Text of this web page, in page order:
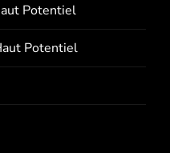
Potentiel
Potentiel